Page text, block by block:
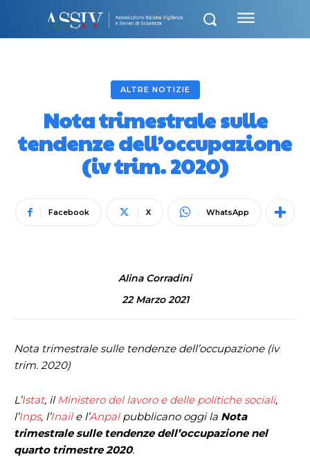
ALTRE NOTIZIE
Nota trimestrale sulle
tendenze dell’occupazione
(iv trim. 2020)
Facebook X WhatsApp
Alina Corradini
22 Marzo 2021
Nota trimestrale sulle tendenze dell’occupazione (iv
trim. 2020)
L’Istat, ilMinistero del lavoro e delle politiche sociali,
l’Inps, l’Inaile l’Anpalpubblicano oggi la Nota
trimestrale sulle tendenze dell’occupazione nel
quarto trimestre 2020.